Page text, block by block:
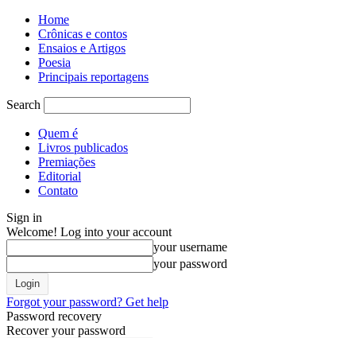
Home
Crônicas e contos
Ensaios e Artigos
Poesia
Principais reportagens
Search
Quem é
Livros publicados
Premiações
Editorial
Contato
Sign in
Welcome! Log into your account
your username
your password
Forgot your password? Get help
Password recovery
Recover your password